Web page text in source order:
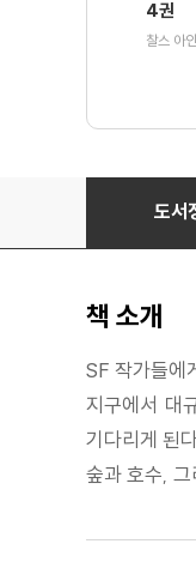
4권
찰스 아
파라다이스
도서
책 소개
SF 작가들에
지구에서 대
기다리게 된
숲과 호수,